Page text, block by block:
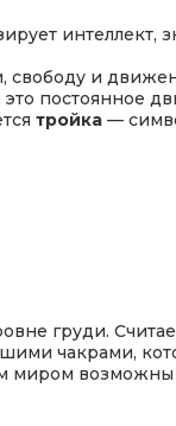
интеллект,
и
постоянное
тройка —
груди.
чакрами,
миром